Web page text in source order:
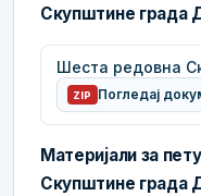
Скупштине града
Шеста редовна
ZIP Погледај
Материјали за
Скупштине града